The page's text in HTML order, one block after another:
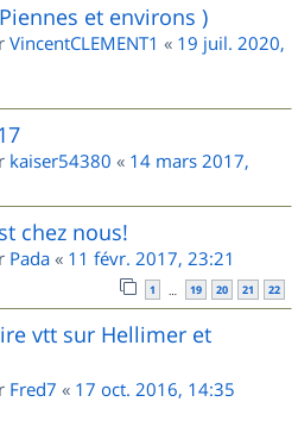
et environs )
VincentCLEMENT1 « 19 juil. 2020,
kaiser54380 « 14 mars 2017,
chez nous!
Pada « 11 févr. 2017, 23:21
1 … 19 20 21 22
vtt sur Hellimer et
Fred7 « 17 oct. 2016, 14:35